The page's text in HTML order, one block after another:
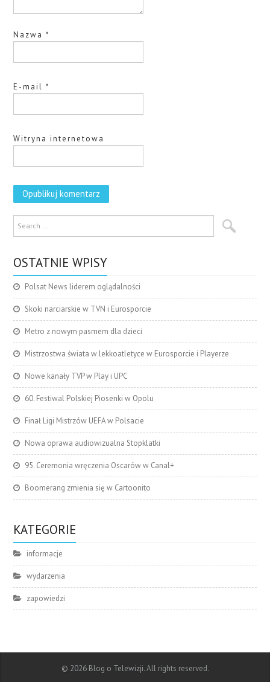
Nazwa*
E-mail*
Witryna internetowa
OSTATNIE WPISY
Polsat News liderem oglądalności
Skoki narciarskie w TVN i Eurosporcie
Metro z nowym pasmem dla dzieci
Mistrzostwa świata w lekkoatletyce w Eurosporcie i Playerze
Nowe kanały TVP w Play i UPC
60. Festiwal Polskiej Piosenki w Opolu
Finał Ligi Mistrzów UEFA w Polsacie
Nowa oprawa audiowizualna Stopklatki
95. Ceremonia wręczenia Oscarów w Canal+
Boomerang zmienia się w Cartoonito
KATEGORIE
informacje
wydarzenia
zapowiedzi
© 2026 Blog o Telewizji. All rights reserved.